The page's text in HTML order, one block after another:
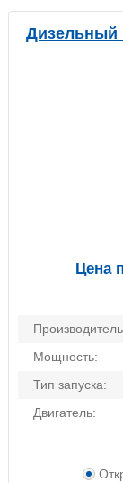
Дизельный
Мощность:
Тип запуска:
Двигатель:
Цена